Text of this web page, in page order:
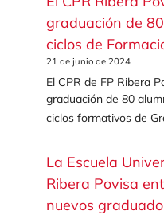
graduación de
ciclos de
21 de junio de 2024
El CPR de FP Ribera
graduación de 80
ciclos formativos de
La Escuela
Ribera Povisa
nuevos